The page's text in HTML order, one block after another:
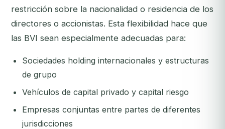
restricción sobre la nacionalidad o residencia de los
directores o accionistas. Esta flexibilidad hace que
las BVI sean especialmente adecuadas para:
Sociedades holding internacionales y estructuras
de grupo
Vehículos de capital privado y capital riesgo
Empresas conjuntas entre partes de diferentes
jurisdicciones